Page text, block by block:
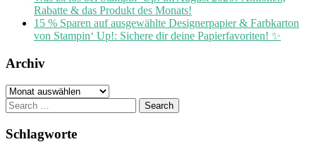
Rabatte & das Produkt des Monats!
15 % Sparen auf ausgewählte Designerpapier & Farbkarton
von Stampin‘ Up!: Sichere dir deine Papierfavoriten! ✨
Archiv
Archiv
Search
for:
Schlagworte